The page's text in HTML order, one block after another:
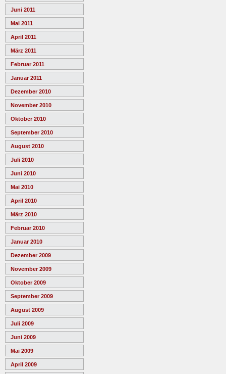
Juni 2011
Mai 2011
April 2011
März 2011
Februar 2011
Januar 2011
Dezember 2010
November 2010
Oktober 2010
September 2010
August 2010
Juli 2010
Juni 2010
Mai 2010
April 2010
März 2010
Februar 2010
Januar 2010
Dezember 2009
November 2009
Oktober 2009
September 2009
August 2009
Juli 2009
Juni 2009
Mai 2009
April 2009